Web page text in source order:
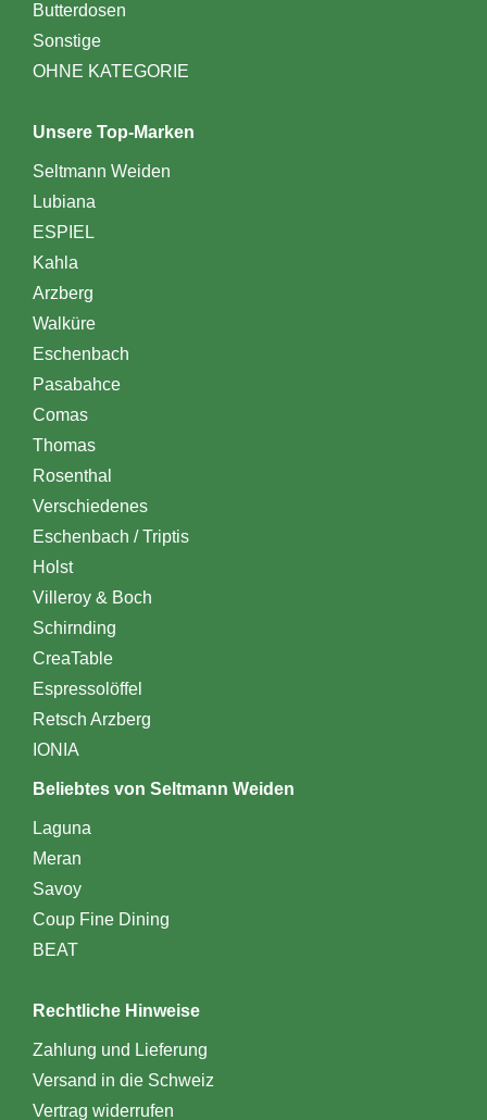
Butterdosen
Sonstige
OHNE KATEGORIE
Unsere Top-Marken
Seltmann Weiden
Lubiana
ESPIEL
Kahla
Arzberg
Walküre
Eschenbach
Pasabahce
Comas
Thomas
Rosenthal
Verschiedenes
Eschenbach / Triptis
Holst
Villeroy & Boch
Schirnding
CreaTable
Espressolöffel
Retsch Arzberg
IONIA
Beliebtes von Seltmann Weiden
Laguna
Meran
Savoy
Coup Fine Dining
BEAT
Rechtliche Hinweise
Zahlung und Lieferung
Versand in die Schweiz
Vertrag widerrufen